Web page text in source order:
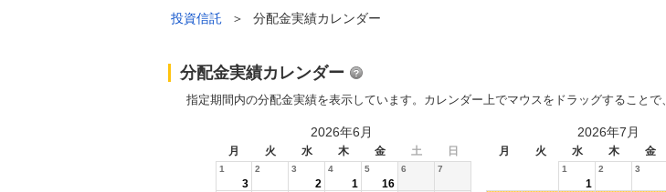
投資信託 ＞ 分配金実績カレンダー
分配金実績カレンダー
指定期間内の分配金実績を表示しています。カレンダー上でマウスをドラッグすること
2026年6月 2026年7月
月 火 水 木 金 土 日 月 火 水 木 金
1
3
2 3
2
4
1
5
16
6 7 1
1
2 3